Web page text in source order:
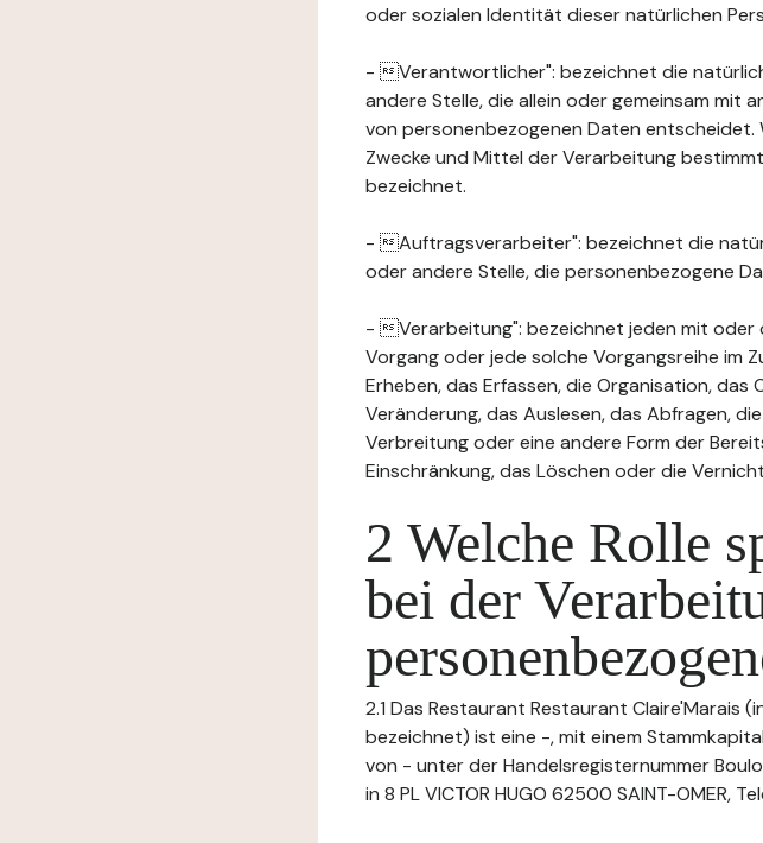
oder sozialen Identität dieser natürlichen
- Verantwortlicher": bezeichnet die
andere Stelle, die allein oder gemeinsam mit
von personenbezogenen Daten
Zwecke und Mittel der Verarbeitung
bezeichnet.
- Auftragsverarbeiter": bezeichnet die
oder andere Stelle, die personenbezogene
- Verarbeitung": bezeichnet jeden mit oder
Vorgang oder jede solche Vorgangsreihe im
Erheben, das Erfassen, die Organisation,
Veränderung, das Auslesen, das Abfragen,
Verbreitung oder eine andere Form der
Einschränkung, das Löschen oder die
2 Welche Rolle
bei der
2.1 Das Restaurant Restaurant
bezeichnet) ist eine -, mit einem
von - unter der Handelsregisternummer
in 8 PL VICTOR HUGO 62500 SAINT-OMER,